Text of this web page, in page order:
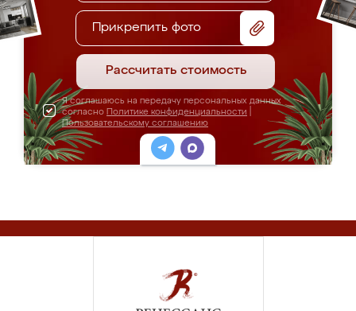
Прикрепить фото
Рассчитать стоимость
Я соглашаюсь на передачу персональных данных
согласно Политике конфиденциальности
Пользовательскому соглашению